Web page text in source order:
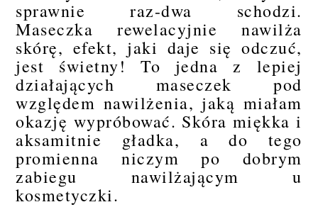
sprawnie raz-dwa schodzi.
Maseczka rewelacyjnie nawilża
skórę, efekt, jaki daje się odczuć,
jest świetny! To jedna z lepiej
działających maseczek pod
względem nawilżenia, jaką miałam
okazję wypróbować. Skóra miękka i
aksamitnie gładka, a do tego
promienna niczym po dobrym
zabiegu nawilżającym u
kosmetyczki.